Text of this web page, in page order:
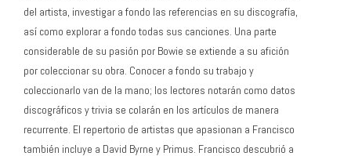
del artista, investigar a fondo las referencias en su discografía,
así como explorar a fondo todas sus canciones. Una parte
considerable de su pasión por Bowie se extiende a su afición
por coleccionar su obra. Conocer a fondo su trabajo y
coleccionarlo van de la mano; los lectores notarán como datos
discográficos y trivia se colarán en los artículos de manera
recurrente. El repertorio de artistas que apasionan a Francisco
también incluye a David Byrne y Primus. Francisco descubrió a